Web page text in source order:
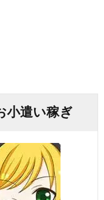
小遣い稼ぎ